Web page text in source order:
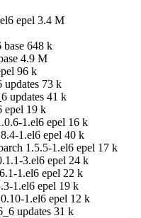
epel 3.4 M
base 648 k
4.9 M
96 k
updates 73 k
updates 41 k
epel 19 k
1.el6 epel 16 k
1.el6 epel 40 k
1.5.5-1.el6 epel 17 k
3.el6 epel 24 k
1.el6 epel 22 k
1.el6 epel 19 k
1.el6 epel 12 k
updates 31 k